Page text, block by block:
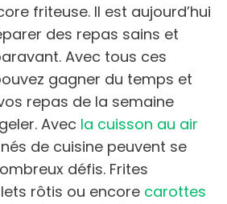
friteuse. Il est aujourd’hui
des repas sains et
Avec tous ces
gagner du temps et
repas de la semaine
Avec la cuisson au air
de cuisine peuvent se
défis. Frites
rôtis ou encore carottes